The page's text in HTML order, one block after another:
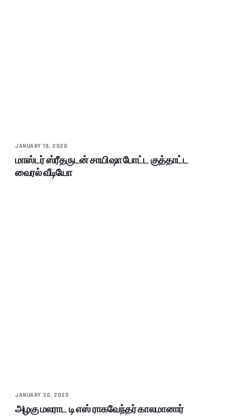
JANUARY 19, 2020
மாஸ்டர் ஸ்ரீதருடன் சாயிஷா போட்ட குத்தாட்ட
வைரல் வீடியோ
JANUARY 30, 2020
அழகு மலராட டி எஸ் ராகவேந்தர் காலமானார்